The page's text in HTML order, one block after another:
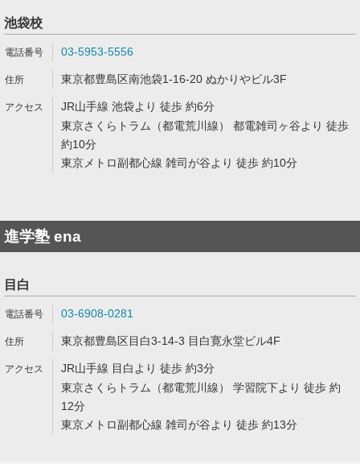
池袋校
03-5953-5556
東京都豊島区南池袋1-16-20 ぬかりやビル3F
JR山手線 池袋より 徒歩 約6分
東京さくらトラム（都電荒川線） 都電雑司ヶ谷より 徒歩
約10分
東京メトロ副都心線 雑司が谷より 徒歩 約10分
進学塾 ena
目白
03-6908-0281
東京都豊島区目白3-14-3 目白寛永堂ビル4F
JR山手線 目白より 徒歩 約3分
東京さくらトラム（都電荒川線） 学習院下より 徒歩 約
12分
東京メトロ副都心線 雑司が谷より 徒歩 約13分